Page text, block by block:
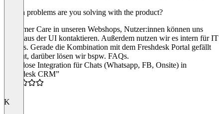
Which problems are you solving with the product?
Customer Care in unseren Webshops, Nutzer:innen können uns
direkt aus der UI kontaktieren. Außerdem nutzen wir es intern für IT
Tickets. Gerade die Kombination mit dem Freshdesk Portal gefällt
uns gut, darüber lösen wir bspw. FAQs.
“Nahtlose Integration für Chats (Whatsapp, FB, Onsite) in
Freshdesk CRM”
K